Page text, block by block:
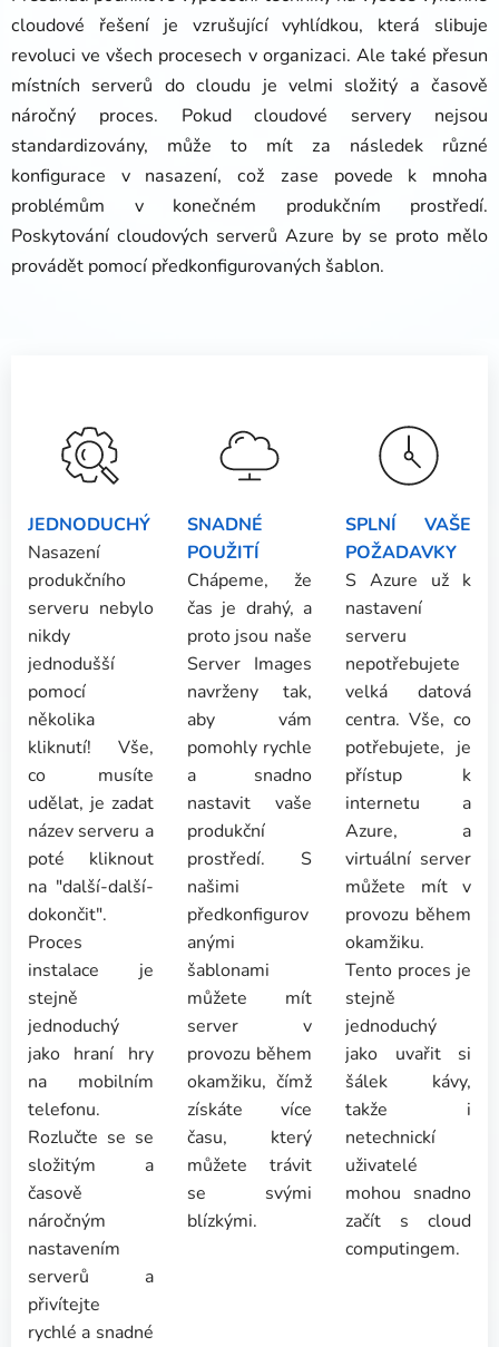
cloudové řešení je vzrušující vyhlídkou, která slibuje
revoluci ve všech procesech v organizaci. Ale také přesun
místních serverů do cloudu je velmi složitý a časově
náročný proces. Pokud cloudové servery nejsou
standardizovány, může to mít za následek různé
konfigurace v nasazení, což zase povede k mnoha
problémům v konečném produkčním prostředí.
Poskytování cloudových serverů Azure by se proto mělo
provádět pomocí předkonfigurovaných šablon.
JEDNODUCHÝ
Nasazení
produkčního
serveru nebylo
nikdy
jednodušší
pomocí
několika
kliknutí! Vše,
co musíte
udělat, je zadat
název serveru a
poté kliknout
na "další-další-
dokončit".
Proces
instalace je
stejně
jednoduchý
jako hraní hry
na mobilním
telefonu.
Rozlučte se se
složitým a
časově
náročným
nastavením
serverů a
přivítejte
rychlé a snadné
SNADNÉ
POUŽITÍ
Chápeme, že
čas je drahý, a
proto jsou naše
Server Images
navrženy tak,
aby vám
pomohly rychle
a snadno
nastavit vaše
produkční
prostředí. S
našimi
předkonfigurov
anými
šablonami
můžete mít
server v
provozu během
okamžiku, čímž
získáte více
času, který
můžete trávit
se svými
blízkými.
SPLNÍ VAŠE
POŽADAVKY
S Azure už k
nastavení
serveru
nepotřebujete
velká datová
centra. Vše, co
potřebujete, je
přístup k
internetu a
Azure, a
virtuální server
můžete mít v
provozu během
okamžiku.
Tento proces je
stejně
jednoduchý
jako uvařit si
šálek kávy,
takže i
netechnickí
uživatelé
mohou snadno
začít s cloud
computingem.